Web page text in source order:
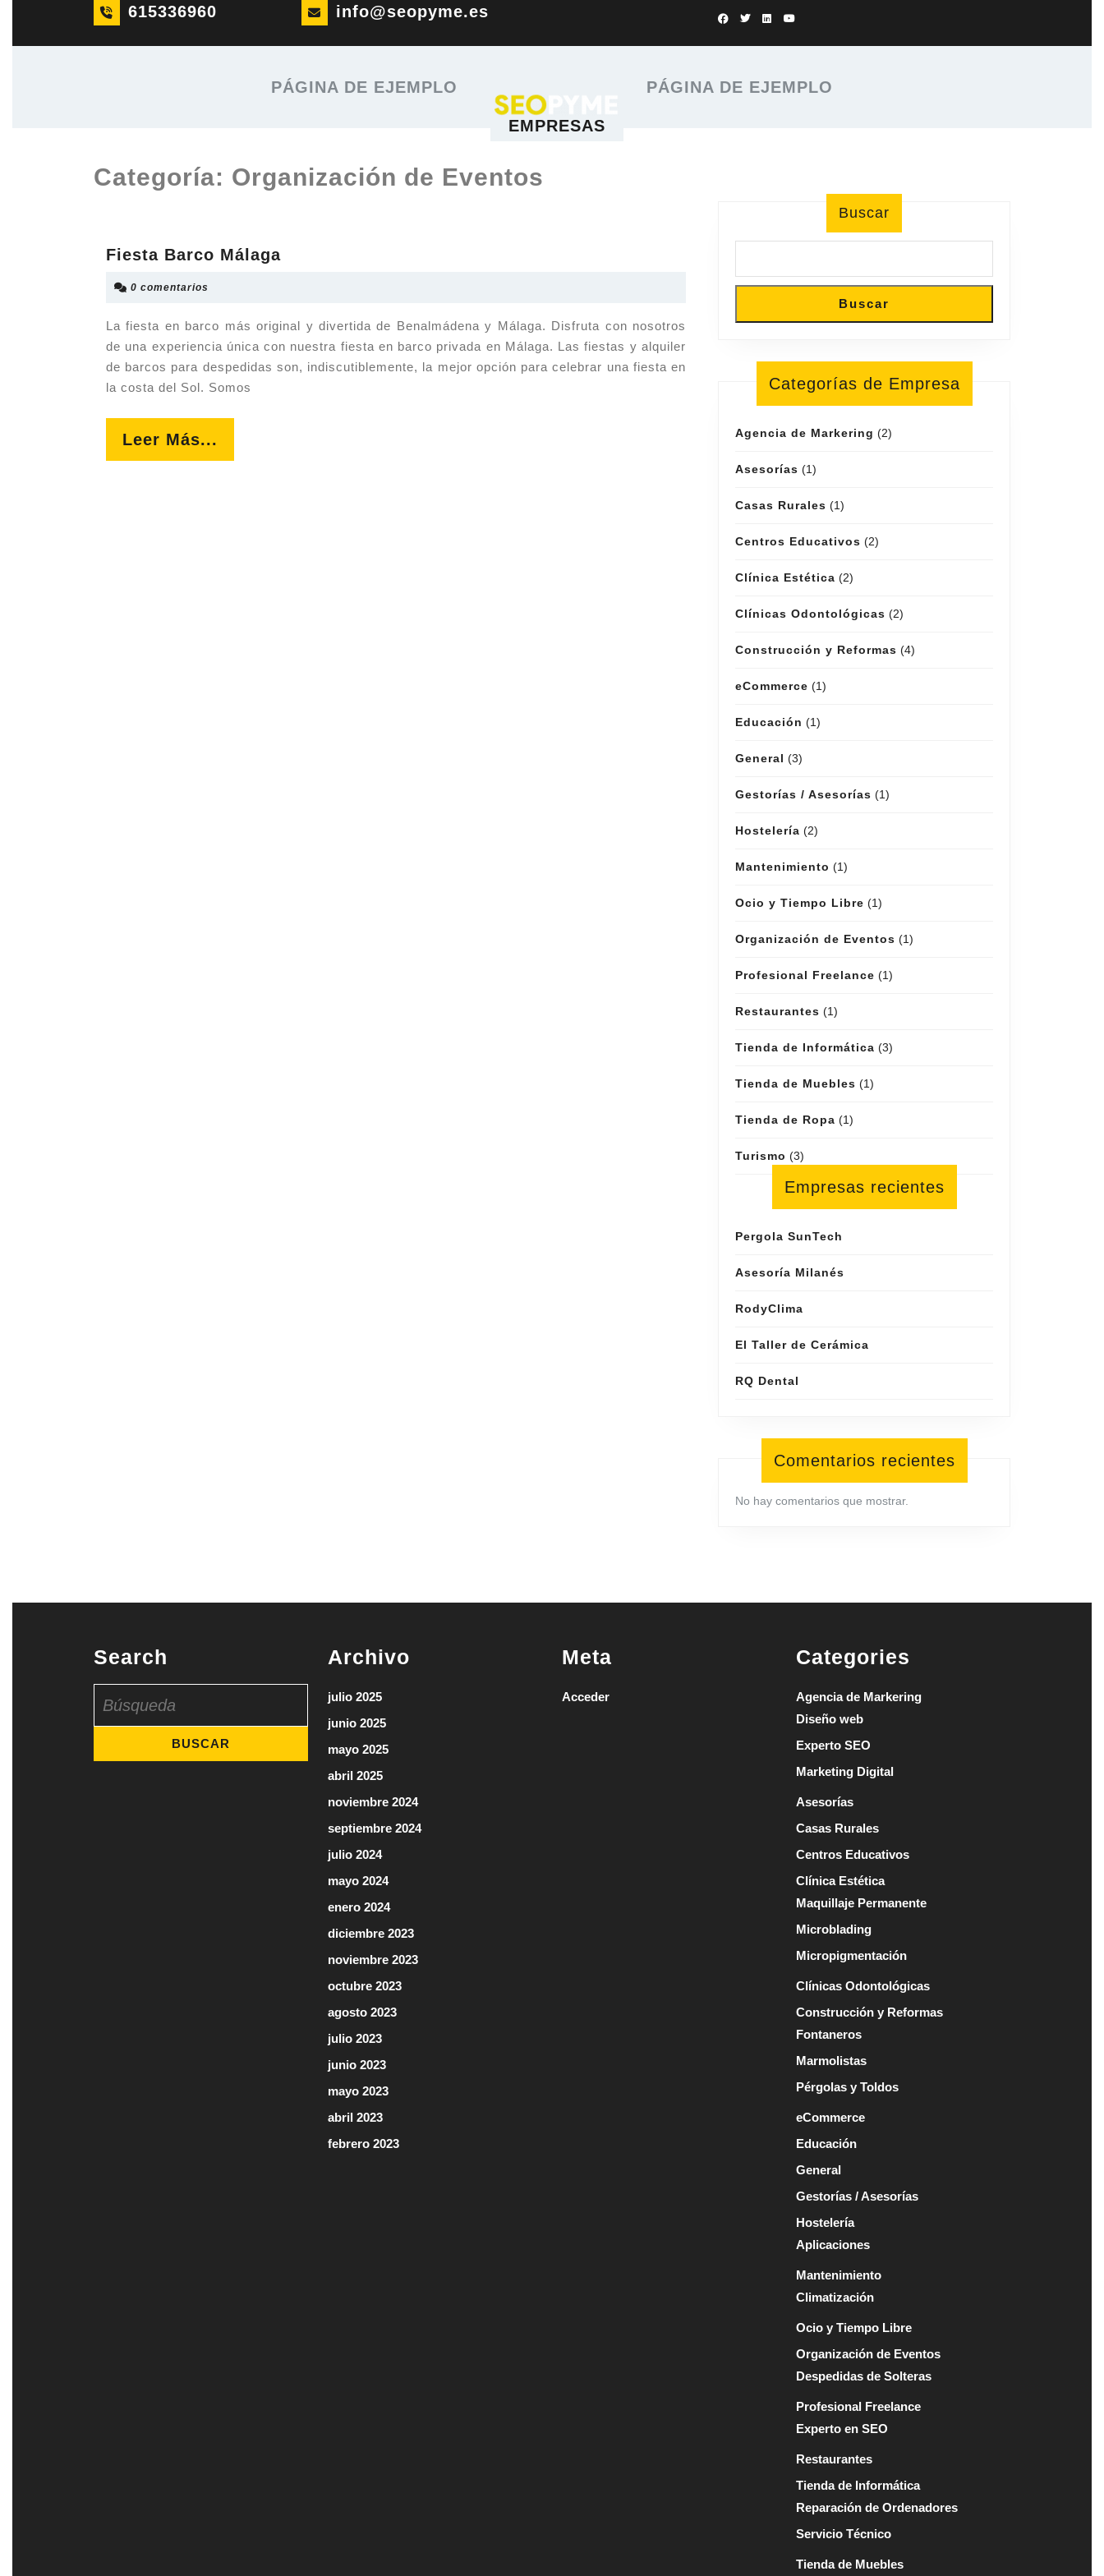
615336960 info@seopyme.es
PÁGINA DE EJEMPLO
EMPRESAS
PÁGINA DE EJEMPLO
Categoría: Organización de Eventos
Fiesta Barco Málaga
0 comentarios
La fiesta en barco más original y divertida de Benalmádena y Málaga. Disfruta con nosotros
de una experiencia única con nuestra fiesta en barco privada en Málaga. Las fiestas y alquiler
de barcos para despedidas son, indiscutiblemente, la mejor opción para celebrar una fiesta en
la costa del Sol. Somos
Leer Más...
Más...
Buscar
Buscar
Categorías de Empresa
Agencia de Markering (2)
Asesorías (1)
Casas Rurales (1)
Centros Educativos (2)
Clínica Estética (2)
Clínicas Odontológicas (2)
Construcción y Reformas (4)
eCommerce (1)
Educación (1)
General (3)
Gestorías / Asesorías (1)
Hostelería (2)
Mantenimiento (1)
Ocio y Tiempo Libre (1)
Organización de Eventos (1)
Profesional Freelance (1)
Restaurantes (1)
Tienda de Informática (3)
Tienda de Muebles (1)
Tienda de Ropa (1)
Turismo (3)
Empresas recientes
Pergola SunTech
Asesoría Milanés
RodyClima
El Taller de Cerámica
RQ Dental
Comentarios recientes
No hay comentarios que mostrar.
Search Archivo
julio 2025
junio 2025
mayo 2025
abril 2025
noviembre 2024
septiembre 2024
julio 2024
mayo 2024
enero 2024
diciembre 2023
noviembre 2023
octubre 2023
agosto 2023
julio 2023
junio 2023
mayo 2023
abril 2023
febrero 2023
Meta
Acceder
Categories
Agencia de Markering
Diseño web
Experto SEO
Marketing Digital
Asesorías
Casas Rurales
Centros Educativos
Clínica Estética
Maquillaje Permanente
Microblading
Micropigmentación
Clínicas Odontológicas
Construcción y Reformas
Fontaneros
Marmolistas
Pérgolas y Toldos
eCommerce
Educación
General
Gestorías / Asesorías
Hostelería
Aplicaciones
Mantenimiento
Climatización
Ocio y Tiempo Libre
Organización de Eventos
Despedidas de Solteras
Profesional Freelance
Experto en SEO
Restaurantes
Tienda de Informática
Reparación de Ordenadores
Servicio Técnico
Tienda de Muebles